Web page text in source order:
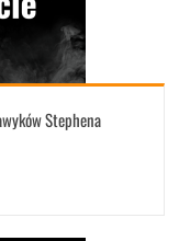
Stephena